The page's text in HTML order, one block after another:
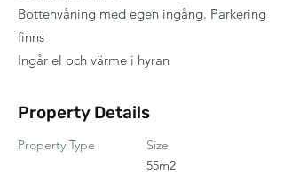
Bottenvåning med egen ingång. Parkering
finns
Ingår el och värme i hyran
Property Details
Property Type
Size
55m2